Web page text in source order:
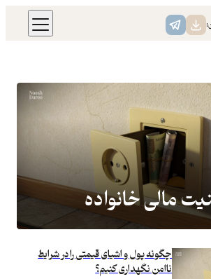
مالی خانواده
چگونه پول و اشیای قیمتی را در شرایط
ناامن نگهداری کنیم؟